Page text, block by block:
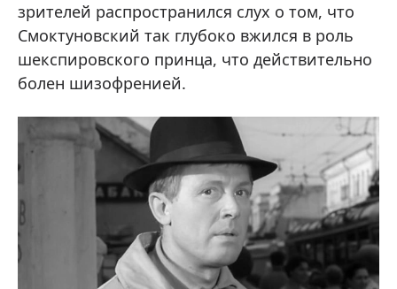
зрителей распространился слух о том, что
Смоктуновский так глубоко вжился в роль
шекспировского принца, что действительно
болен шизофренией.